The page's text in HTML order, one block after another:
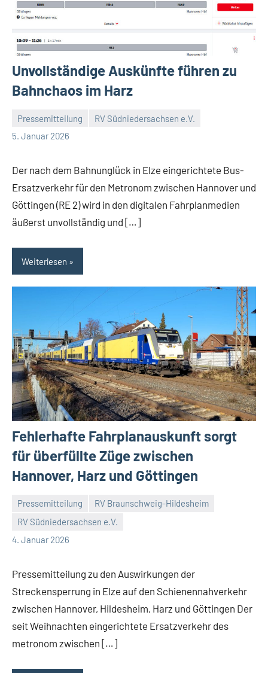
Unvollständige Auskünfte führen zu
Bahnchaos im Harz
Pressemitteilung
RV Südniedersachsen e.V.
5. Januar 2026
RV
e.V.
Ein
Der nach dem Bahnunglück in Elze eingerichtete Bus-
Ersatzverkehr für den Metronom zwischen Hannover und
Göttingen (RE 2) wird in den digitalen Fahrplanmedien
äußerst unvollständig und […]
Weiterlesen
Fehlerhafte Fahrplanauskunft sorgt
für überfüllte Züge zwischen
Hannover, Harz und Göttingen
Pressemitteilung
RV Braunschweig-Hildesheim
RV Südniedersachsen e.V.
4. Januar 2026
Malte
Diehl
Kommentare
Pressemitteilung zu den Auswirkungen der
Streckensperrung in Elze auf den Schienennahverkehr
zwischen Hannover, Hildesheim, Harz und Göttingen Der
seit Weihnachten eingerichtete Ersatzverkehr des
metronom zwischen […]